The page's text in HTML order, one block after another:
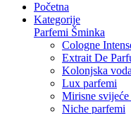
Početna
Kategorije
Parfemi Šminka
Cologne
Extrait De
Kolonjska
Lux parfemi
Mirisne svijeće
Niche parfemi